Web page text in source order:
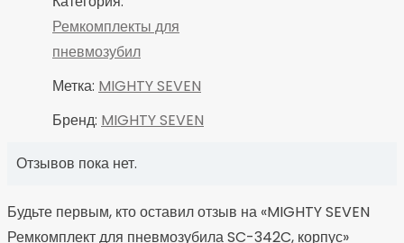
Ремкомплекты для
пневмозубил
Метка: MIGHTY SEVEN
Бренд: MIGHTY SEVEN
Отзывов пока нет.
Будьте первым, кто оставил отзыв на «MIGHTY SEVEN
Ремкомплект для пневмозубила SC-342C, корпус»